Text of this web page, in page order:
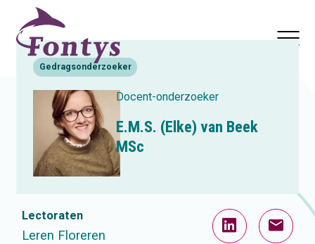
Actualiteiten
Nieuwsbrief
Gedragsonderzoeker
Docent-onderzoeker
E.M.S. (Elke) van Beek
MSc
Lectoraten
Leren Floreren